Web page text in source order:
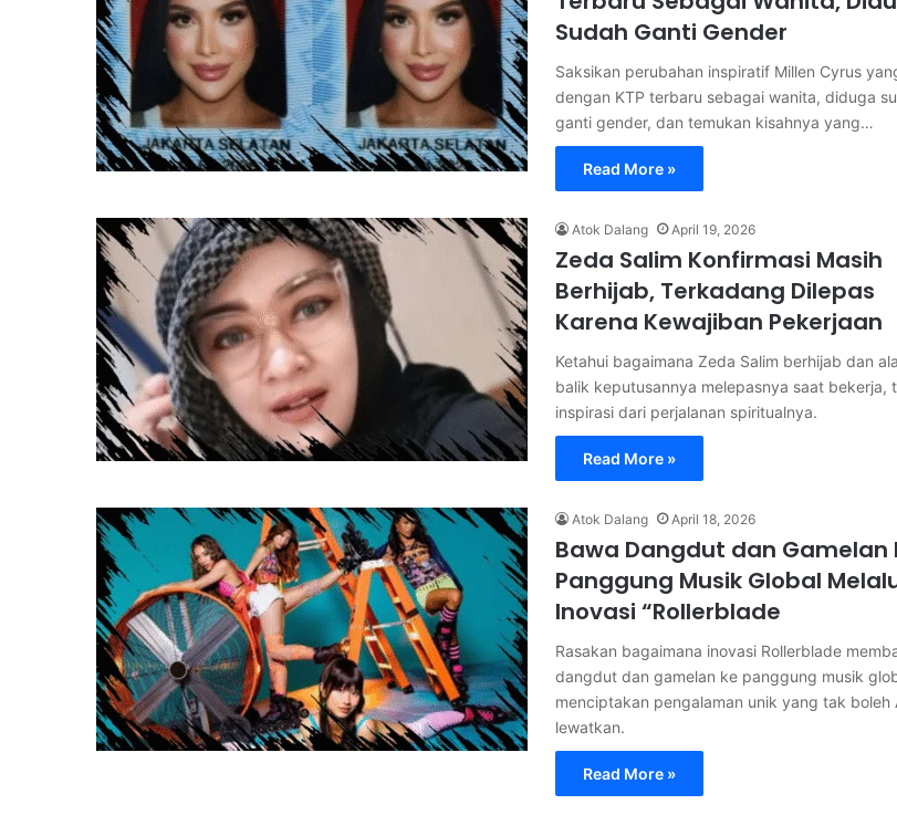
Sudah Ganti Gender
Saksikan perubahan inspiratif Millen Cyrus
dengan KTP terbaru sebagai wanita, diduga
ganti gender, dan temukan kisahnya yang…
Read More »
Atok Dalang April 19, 2026
Zeda Salim Konfirmasi Masih
Berhijab, Terkadang Dilepas
Karena Kewajiban Pekerjaan
Ketahui bagaimana Zeda Salim berhijab dan
balik keputusannya melepasnya saat bekerja,
inspirasi dari perjalanan spiritualnya.
Read More »
Atok Dalang April 18, 2026
Bawa Dangdut dan Gamelan
Panggung Musik Global
Inovasi “Rollerblade
Rasakan bagaimana inovasi Rollerblade
dangdut dan gamelan ke panggung musik
menciptakan pengalaman unik yang tak boleh
lewatkan.
Read More »